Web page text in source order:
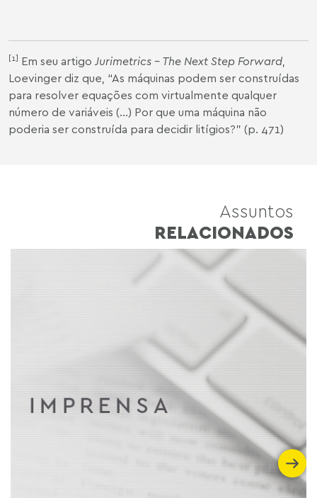
[1] Em seu artigo Jurimetrics – The Next Step Forward
Loevinger diz que, “As máquinas podem ser construídas
para resolver equações com virtualmente qualquer
número de variáveis (...) Por que uma máquina não
poderia ser construída para decidir litígios?” (p. 471)
Assuntos
RELACIONADOS